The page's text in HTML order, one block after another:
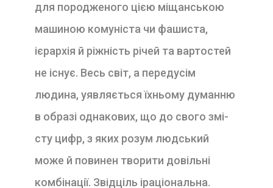
для по­родженого цією міщанською
машиною комуніста чи фашиста,
ієрархія й ріжність річей та вартостей
не існує. Весь світ, а передусім
людина, уявляється їх­ньому думанню
в образі однакових, що до свого змі­
сту цифр, з яких розум людський
може й повинен творити довільні
комбінації. Звідціль іраціональна.